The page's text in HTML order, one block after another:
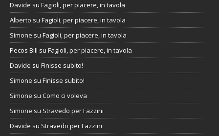
Davide su Fagioli, per piacere, in tavola
Alberto su Fagioli, per piacere, in tavola
Simone su Fagioli, per piacere, in tavola
Pecos Bill su Fagioli, per piacere, in tavola
Davide su Finisse subito!
Simone su Finisse subito!
Simone su Como ci voleva
Simone su Stravedo per Fazzini
Davide su Stravedo per Fazzini